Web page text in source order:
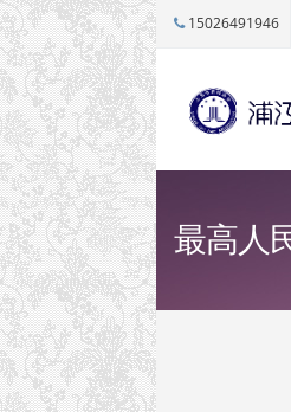
跳转到主要内容 15026491946
最高人